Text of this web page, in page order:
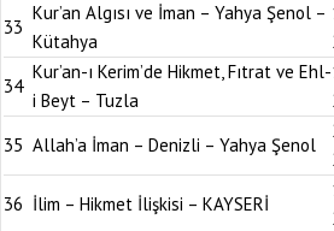
33
Kur’an Algısı ve İman – Yahya Şenol –
Kütahya
34
Kur’an-ı Kerim’de Hikmet, Fıtrat ve Ehl-
i Beyt – Tuzla
35 Allah’a İman – Denizli – Yahya Şenol
36 İlim – Hikmet İlişkisi – KAYSERİ